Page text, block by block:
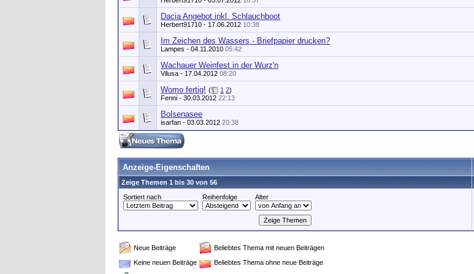
Dacia Angebot inkl. Schlauchboot
Herbert91710 - 17.06.2012 10:38
Im Zeichen des Wassers - Briefpapier drucken?
Lampes - 04.11.2010 05:42
Wachauer Weinfest in der Wurz'n
Vilusa - 17.04.2012 08:20
Womo fertig! ( 1 2)
Fenni - 30.03.2012 22:13
Bolsenasee
isarfan - 03.03.2012 20:38
Anzeige-Eigenschaften
Zeige Themen 1 bis 30 von 56
Sortiert nach
Reihenfolge Alter
Neue Beiträge
Beliebtes Thema mit neuen Beiträgen
Keine neuen Beiträge
Beliebtes Thema ohne neue Beiträge